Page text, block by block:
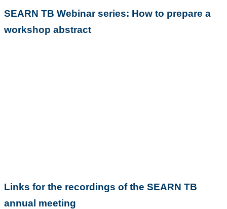
SEARN TB Webinar series: How to prepare a
workshop abstract
Links for the recordings of the SEARN TB
annual meeting